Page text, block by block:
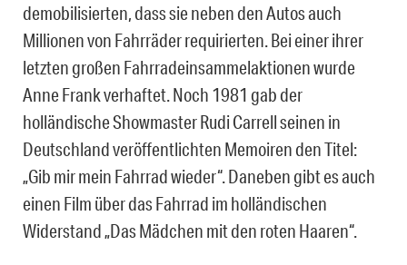
demobilisierten, dass sie neben den Autos auch
Millionen von Fahrräder requirierten. Bei einer ihrer
letzten großen Fahrradeinsammelaktionen wurde
Anne Frank verhaftet. Noch 1981 gab der
holländische Showmaster Rudi Carrell seinen in
Deutschland veröffentlichten Memoiren den Titel:
„Gib mir mein Fahrrad wieder“. Daneben gibt es auch
einen Film über das Fahrrad im holländischen
Widerstand „Das Mädchen mit den roten Haaren“.